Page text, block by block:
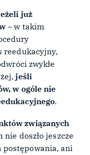
już
– w takim
reedukacyjny,
zwykłe
jeśli
w ogóle nie
.
związanych
nie doszło jeszcze
postępowania, ani